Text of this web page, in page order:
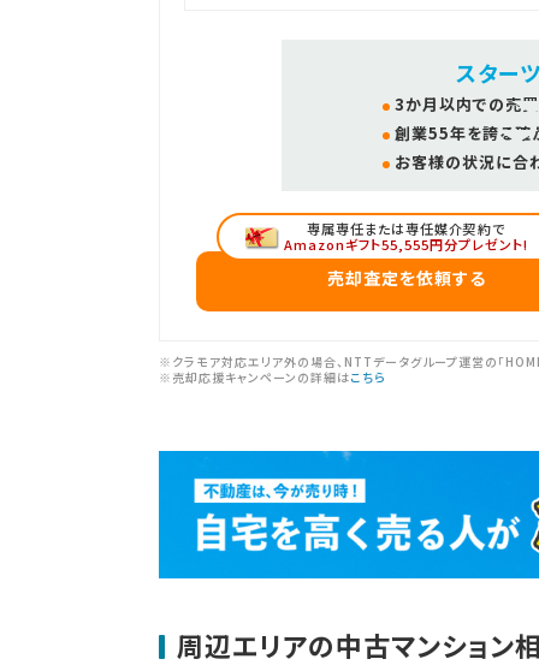
スター
3か月以内での売
創業55年を誇る確
お客様の状況に合
専属専任または専任媒介契約で
Amazonギフト55,555円分プレゼント!
売却査定を依頼する
※クラモア対応エリア外の場合、NTTデータグループ運営の「
※売却応援キャンペーンの詳細はこちら
周辺エリアの中古マンション